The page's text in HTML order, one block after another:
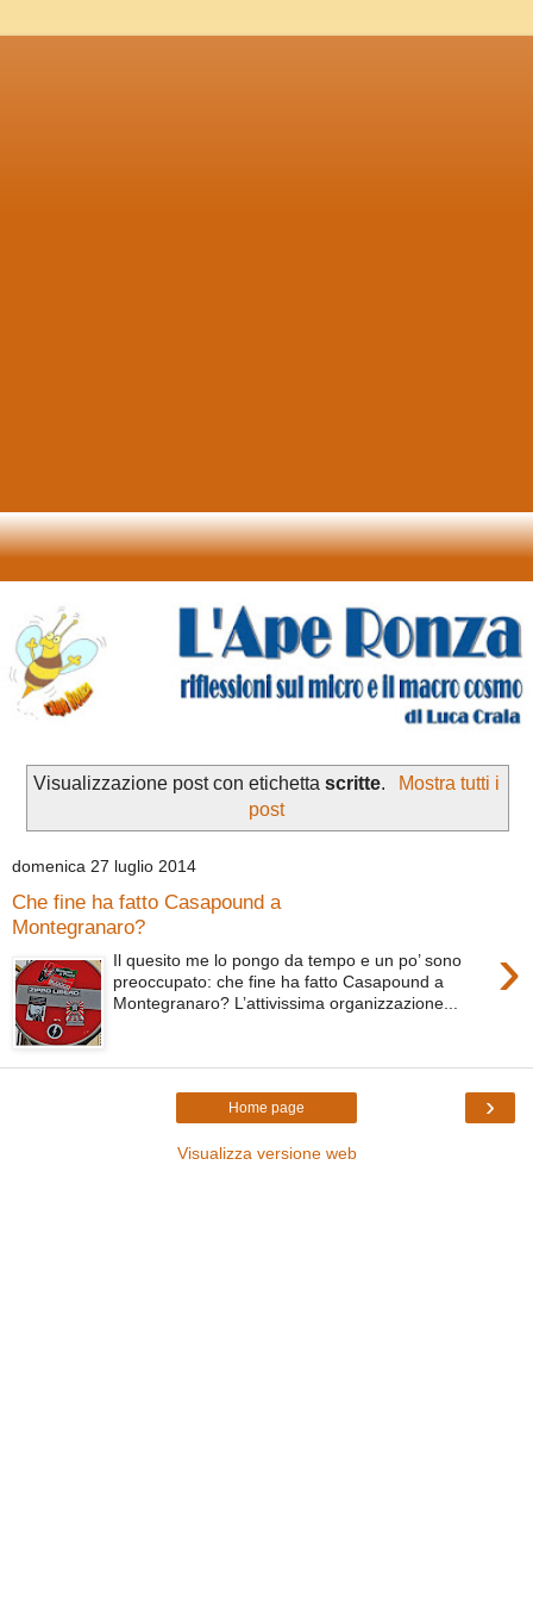
Visualizzazione post con etichettascritte.
Mostra tutti i
post
domenica 27 luglio 2014
Che fine ha fatto Casapound a
Montegranaro?
›
Il quesito me lo pongo da tempo e un po’ sono
preoccupato: che fine ha fatto Casapound a
Montegranaro? L’attivissima organizzazione...
›
Home page
Visualizza versione web